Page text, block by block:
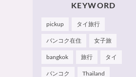
たら嬉しいです 🙂 📌
Instagram Hau's Style
KEYWORD
pickup タイ旅行
バンコク在住 女子旅
bangkok 旅行 タイ
バンコク Thailand